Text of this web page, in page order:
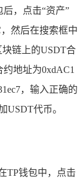
，点击“资产”
然后在搜索框中
链上的USDT合
地址为0xdAC1
，输入正确的
USDT代币。
TP钱包中，点击